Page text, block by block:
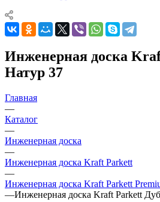
Инженерная доска
Натур 37
Главная
—
Каталог
—
Инженерная доска
—
Инженерная доска Kraft Parkett
—
Инженерная доска Kraft Parkett
—Инженерная доска Kraft Parkett